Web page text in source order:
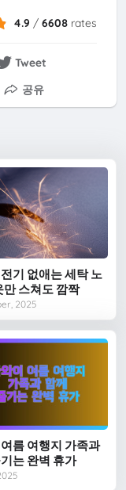
4.9 /6608 rates
Tweet
공유
기 없애는 세탁 노
만 스쳐도 깜짝
2025
름 여행지 가족과
는 완벽 휴가